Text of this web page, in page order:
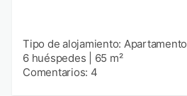
Tipo de alojamiento: Apartamento
6 huéspedes
65 m²
Comentarios: 4